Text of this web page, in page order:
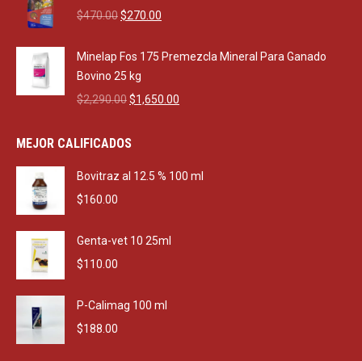
$550.00.
$470.00Original
was:
$470.00.
$270.00
is:
Minelap Fos 175 Premezcla Mineral Para Ganado
Bovino 25 kg
$2,290.00Original
was:
$1,650.00
MEJOR CALIFICADOS
Bovitraz al 12.5 % 100 ml
$160.00
Genta-vet 10 25ml
$110.00
P-Calimag 100 ml
$188.00